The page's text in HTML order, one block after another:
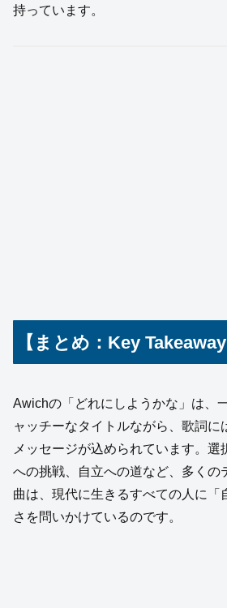
持っています。
【まとめ：Key Takeaway
Awichの「どれにしようかな」は、
ャッチーなタイトルながら、歌詞に
メッセージが込められています。選
への挑戦、自立への道など、多くの
曲は、現代に生きるすべての人に「
さを問いかけているのです。